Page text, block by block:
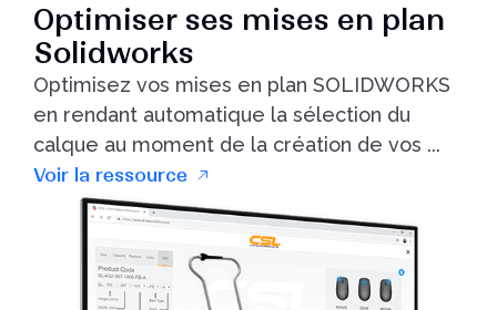
Optimiser ses mises en plan
Solidworks
Optimisez vos mises en plan SOLIDWORKS
en rendant automatique la sélection du
calque au moment de la création de vos ...
Voir la ressource